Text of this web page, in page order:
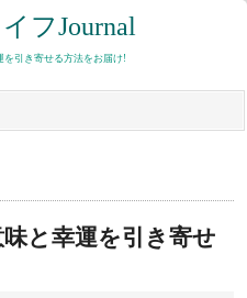
フJournal
引き寄せる方法をお届け!
と幸運を引き寄せ